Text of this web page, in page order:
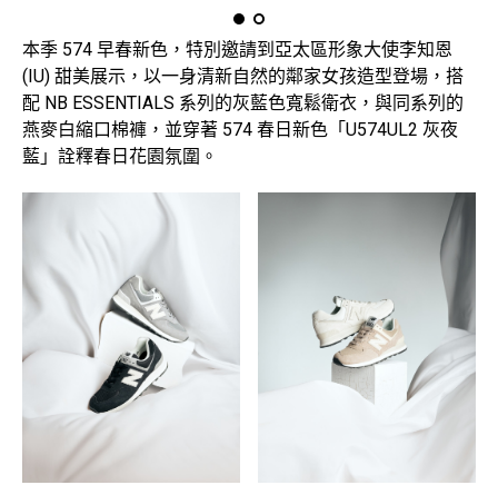
本季 574 早春新色，特別邀請到亞太區形象大使李知恩
(IU) 甜美展示，以一身清新自然的鄰家女孩造型登場，搭
配 NB ESSENTIALS 系列的灰藍色寬鬆衛衣，與同系列的
燕麥白縮口棉褲，並穿著 574 春日新色「U574UL2 灰夜
藍」詮釋春日花園氛圍。